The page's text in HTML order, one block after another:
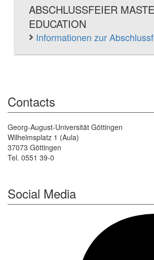
ABSCHLUSSFEIER
EDUCATION
Informationen zur
Contacts
Georg-August-Universität Göttingen
Wilhelmsplatz 1 (Aula)
37073 Göttingen
Tel. 0551 39-0
Social Media